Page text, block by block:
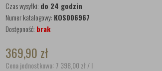
Czas wysyłki: do 24 godzin
Numer katalogowy: KOS006967
Dostępność: brak
369,90 zł
Cena jednostkowa: 7 398,00zł/ l